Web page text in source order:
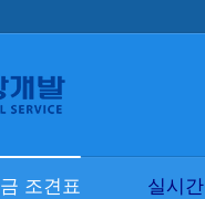
조견표 실시